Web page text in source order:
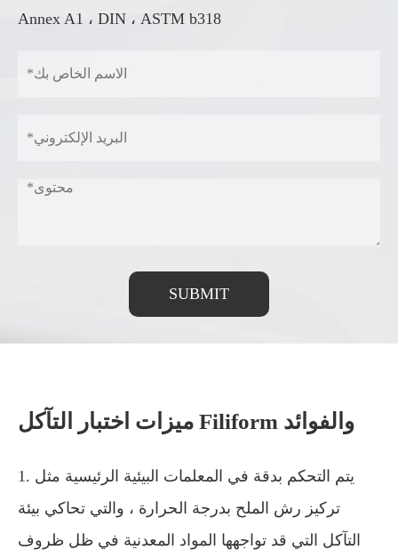
Annex A1 ، DIN ، ASTM b318
SUBMIT
ميزات اختبار التآكل Filiform والفوائد
1. يتم التحكم بدقة في المعلمات البيئية الرئيسية مثل
تركيز رش الملح بدرجة الحرارة ، والتي تحاكي بيئة
التآكل التي قد تواجهها المواد المعدنية في ظل ظروف